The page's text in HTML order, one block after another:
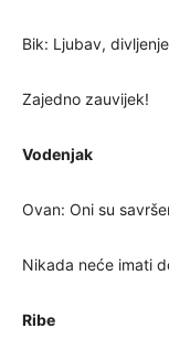
Bik: Ljubav,
Zajedno zauvijek!
Vodenjak
Ovan: Oni su
Nikada neće imati
Ribe